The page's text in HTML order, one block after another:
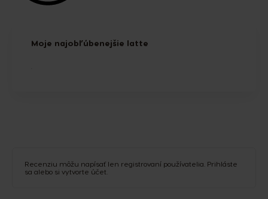
Moje najobľúbenejšie latte
Recenziu môžu napísať len registrovaní používatelia. Prihláste
sa alebo si vytvorte účet